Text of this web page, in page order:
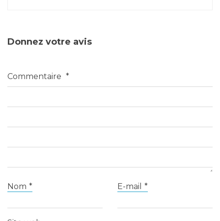
Donnez votre avis
Commentaire *
Nom * E-mail *